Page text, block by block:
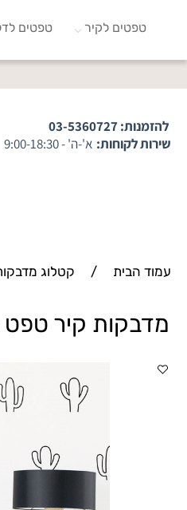
להזמנות:03-5360727
שירות לקוחות: א'-ה' - 9:00-18:30
טפטים לקיר טפטים
עמוד הבית / קטלוג
מדבקות קיר טפט